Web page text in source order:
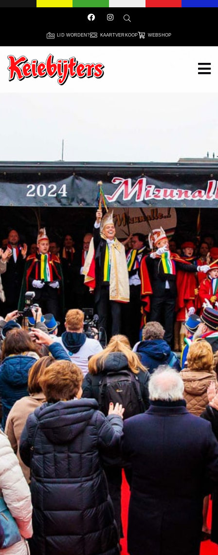
LID WORDEN? KAARTVERKOOP WEBSHOP